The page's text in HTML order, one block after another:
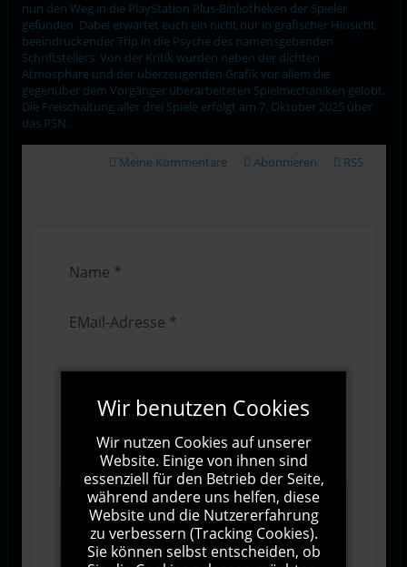
nun den Weg in die PlayStation Plus-Bibliotheken der Spieler
gefunden. Dabei erwartet euch ein nicht nur in grafischer Hinsicht
beeindruckender Trip in die Psyche des namensgebenden
Schriftstellers. Von der Kritik wurden neben der dichten
Atmosphäre und der überzeugenden Grafik vor allem die
gegenüber dem Vorgänger überarbeiteten Spielmechaniken gelobt.
Die Freischaltung aller drei Spiele erfolgt am 7. Oktober 2025 über
das PSN.
Meine Kommentare Abonnieren RSS
Wir benutzen Cookies
Wir nutzen Cookies auf unserer
Website. Einige von ihnen sind
essenziell für den Betrieb der Seite,
während andere uns helfen, diese
Website und die Nutzererfahrung
zu verbessern (Tracking Cookies).
Sie können selbst entscheiden, ob